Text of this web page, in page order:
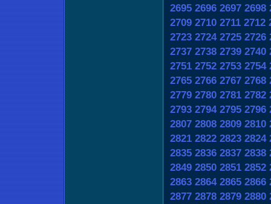
2695 2696 2697 2698
2709 2710 2711 2712
2723 2724 2725 2726
2737 2738 2739 2740
2751 2752 2753 2754
2765 2766 2767 2768
2779 2780 2781 2782
2793 2794 2795 2796
2807 2808 2809 2810
2821 2822 2823 2824
2835 2836 2837 2838
2849 2850 2851 2852
2863 2864 2865 2866
2877 2878 2879 2880